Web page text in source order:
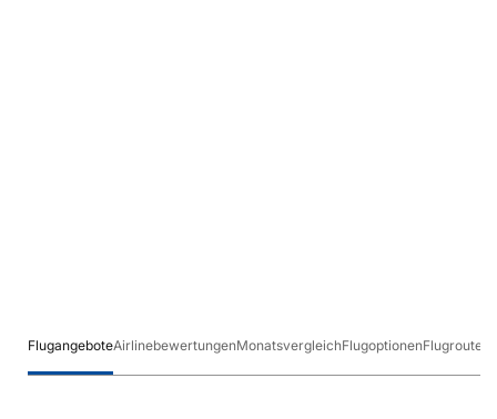
FlugangeboteAirlinebewertungenMonatsvergleichFlugoptionenFlugrouten